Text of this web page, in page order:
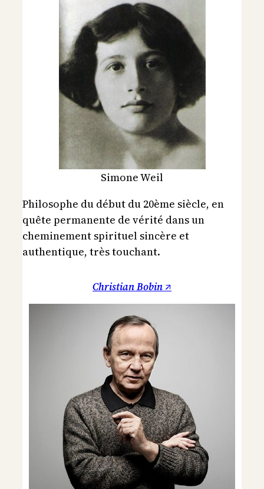
Simone Weil
Philosophe du début du 20ème siècle, en
quête permanente de vérité dans un
cheminement spirituel sincère et
authentique, très touchant.
Christian Bobin ↗